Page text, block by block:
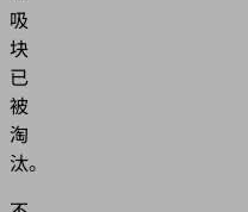
吸
块
已
被
淘
汰。